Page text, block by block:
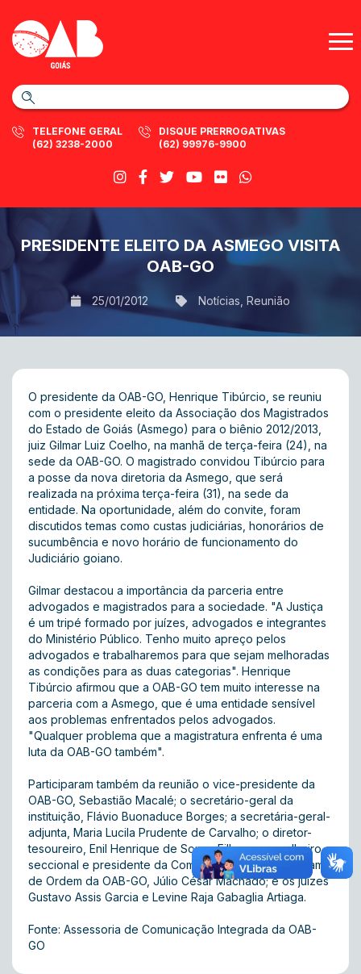
TELEFONE GERAL
(62) 3238-2000
DISQUE PRERROGATIVAS
(62) 99976-9900
PRESIDENTE ELEITO DA ASMEGO VISITA
OAB-GO
25/01/2012 Notícias Reunião
O presidente da OAB-GO, Henrique Tibúrcio, se reuniu
com o presidente eleito da Associação dos Magistrados
do Estado de Goiás (Asmego) para o biênio 2012/2013,
juiz Gilmar Luiz Coelho, na manhã de terça-feira (24), na
sede da OAB-GO. O magistrado convidou Tibúrcio para
a posse da nova diretoria da Asmego, que será
realizada na próxima terça-feira (31), na sede da
entidade. Na oportunidade, além do convite, foram
discutidos temas como custas judiciárias, honorários de
sucumbência e novo horário de funcionamento do
Judiciário goiano.
Gilmar destacou a importância da parceria entre
advogados e magistrados para a sociedade. "A Justiça
é um tripé formado por juízes, advogados e integrantes
do Ministério Público. Tenho muito apreço pelos
advogados e trabalharemos para que sejam melhoradas
as condições para as duas categorias". Henrique
Tibúrcio afirmou que a OAB-GO tem muito interesse na
parceria com a Asmego, que é uma entidade sensível
aos problemas enfrentados pelos advogados.
"Qualquer problema que a magistratura enfrenta é uma
luta da OAB-GO também".
Participaram também da reunião o vice-presidente da
OAB-GO, Sebastião Macalé; o secretário-geral da
instituição, Flávio Buonaduce Borges; a secretária-geral-
adjunta, Maria Lucila Prudente de Carvalho; o diretor-
tesoureiro, Enil Henrique de Souza Filho; o conselheiro
seccional e presidente da Comissão de Estágio e Exame
de Ordem da OAB-GO, Júlio César Machado; e os juízes
Gustavo Assis Garcia e Levine Raja Gabaglia Artiaga.
Fonte: Assessoria de Comunicação Integrada da OAB-
GO